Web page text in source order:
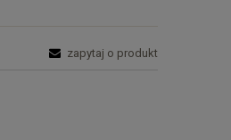
zapytaj o produkt